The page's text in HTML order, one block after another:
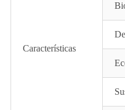
Características